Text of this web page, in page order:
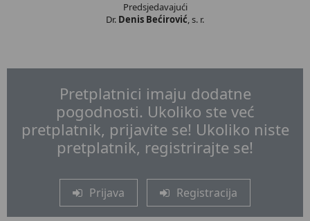
Predsjedavajući
Dr. Denis Bećirović, s. r.
Pretplatnici imaju dodatne
pogodnosti. Ukoliko ste već
pretplatnik, prijavite se! Ukoliko niste
pretplatnik, registrirajte se!
Prijava Registracija